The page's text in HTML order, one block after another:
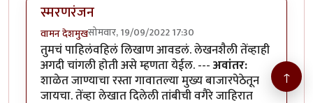
स्मरणरंजन
वामन देशमुखसोमवार, 19/09/2022 17:30
तुमचं पाहिलंवहिलं लिखाण आवडलं. लेखनशैली तेंव्हाही
अगदी चांगली होती असे म्हणता येईल. ---अवांतर:
शाळेत जाण्याचा रस्ता गावातल्या मुख्य बाजारपेठेतून
जायचा. तेंव्हा लेखात दिलेली तांबीची वगैरे जाहिरात
↑